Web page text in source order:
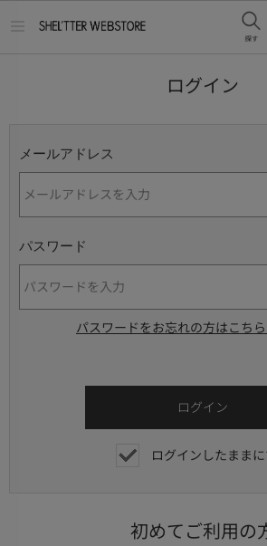
ログイン
メールアドレス
パスワード
パスワードをお忘れの方はこちら
ログインしたまま
初めてご利用の